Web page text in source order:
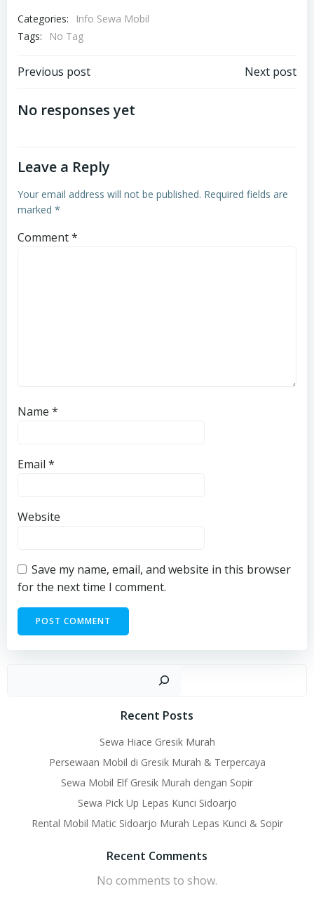
Categories:
Info Sewa Mobil
Tags:
No Tag
Post
navigation
Previous post Next post
No responses yet
Leave a Reply
Your email address will not be published. Required fields are
marked *
Comment*
Name *
Email *
Website
Save my name, email, and website in this browser
for the next time I comment.
Recent Posts
Sewa Hiace Gresik Murah
Persewaan Mobil di Gresik Murah & Terpercaya
Sewa Mobil Elf Gresik Murah dengan Sopir
Sewa Pick Up Lepas Kunci Sidoarjo
Rental Mobil Matic Sidoarjo Murah Lepas Kunci & Sopir
Recent Comments
No comments to show.